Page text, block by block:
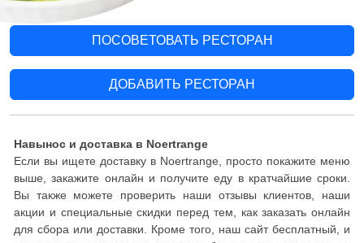
ПОСОВЕТОВАТЬ РЕСТОРАН
ДОБАВИТЬ РЕСТОРАН
Навынос и доставка в Noertrange
Если вы ищете доставку в Noertrange, просто покажите меню
выше, закажите онлайн и получите еду в кратчайшие сроки.
Вы также можете проверить наши отзывы клиентов, наши
акции и специальные скидки перед тем, как заказать онлайн
для сбора или доставки. Кроме того, наш сайт бесплатный, и